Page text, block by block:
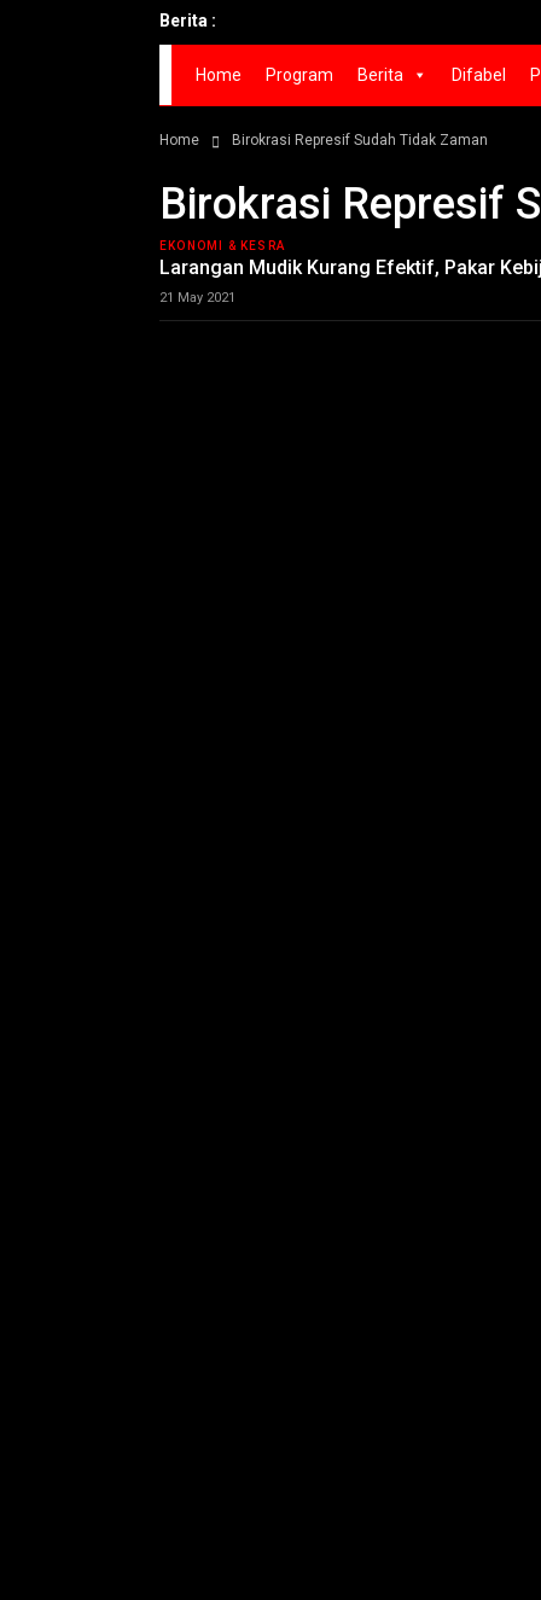
Berita :
Home Program Berita Difabel
Home Birokrasi Represif Sudah Tidak Zaman
Birokrasi Represif
EKONOMI & KESRA
Larangan Mudik Kurang Efektif, Pakar
21 May 2021